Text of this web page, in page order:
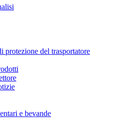
protezione del trasportatore
e bevande